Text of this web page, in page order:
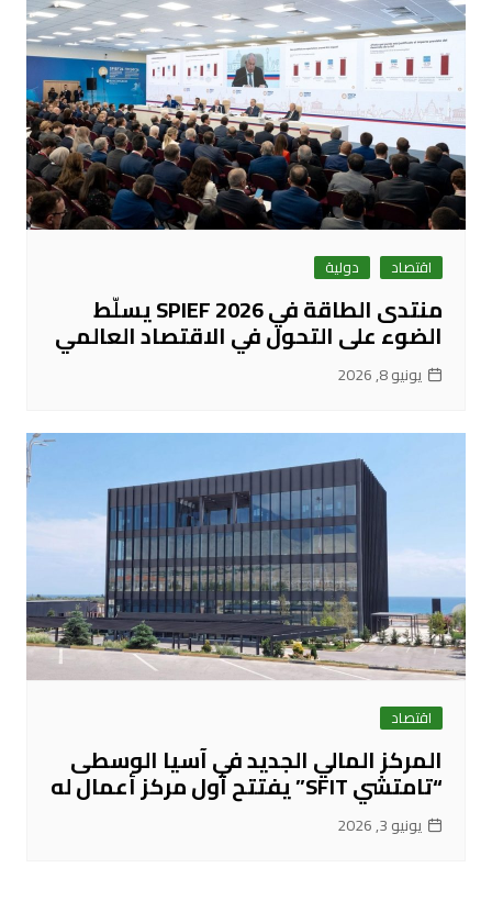
اقتصاد دولية
منتدى الطاقة في SPIEF 2026 يسلّط
الضوء على التحول في الاقتصاد العالمي
يونيو 8, 2026
اقتصاد
المركز المالي الجديد في آسيا الوسطى
“تامتشي SFIT” يفتتح أول مركز أعمال له
يونيو 3, 2026